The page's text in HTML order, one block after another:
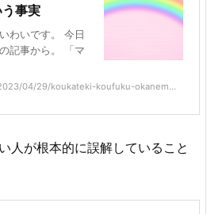
事実
わいです。 今日
記事から。 「マ
04/29/koukateki-koufuku-okanem...
人が根本的に誤解していること